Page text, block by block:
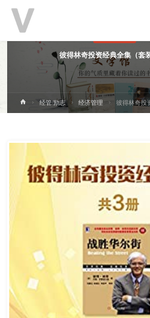
彼得林奇投资经典全集（套
首
页
经管/励志 经济管理 彼得林奇投